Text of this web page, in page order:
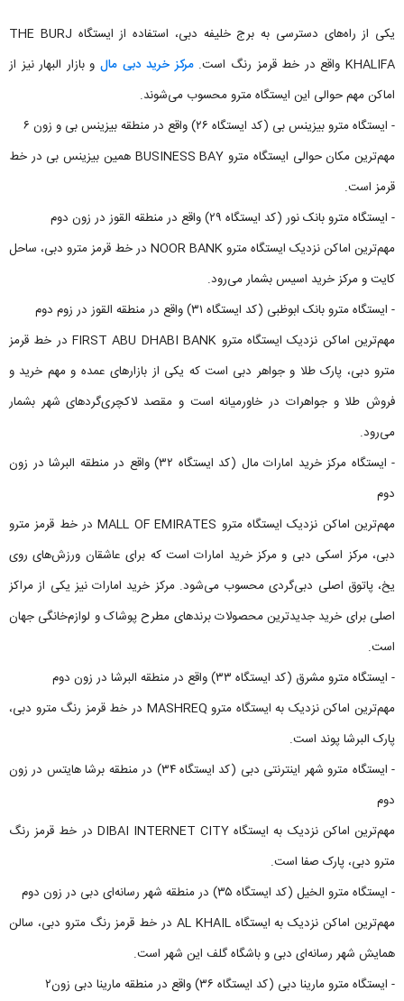
یکی از راه‌های دسترسی به برج خلیفه دبی، استفاده از ایستگاه THE BURJ
KHALIFA واقع در خط قرمز رنگ است.
مرکز خرید دبی مال و بازار البهار نیز از
اماکن مهم حوالی این ایستگاه مترو محسوب می‌شوند.
- ایستگاه مترو بیزینس بی (کد ایستگاه ۲۶) واقع در منطقه بیزینس بی و زون ۶
مهم‌ترین مکان حوالی ایستگاه مترو BUSINESS BAY همین بیزینس بی در خط
قرمز است.
- ایستگاه مترو بانک نور (کد ایستگاه ۲۹) واقع در منطقه القوز در زون دوم
مهم‌ترین اماکن نزدیک ایستگاه مترو NOOR BANK در خط قرمز مترو دبی، ساحل
کایت و مرکز خرید اسیس بشمار می‌رود.
- ایستگاه مترو بانک ابوظبی (کد ایستگاه ۳۱) واقع در منطقه القوز در زوم دوم
مهم‌ترین اماکن نزدیک ایستگاه مترو FIRST ABU DHABI BANK در خط قرمز
مترو دبی، پارک طلا و جواهر دبی است که یکی از بازارهای عمده و مهم خرید و
فروش طلا و جواهرات در خاورمیانه است و مقصد لاکچری‌گردهای شهر بشمار
می‌رود.
- ایستگاه مرکز خرید امارات مال (کد ایستگاه ۳۲) واقع در منطقه البرشا در زون
دوم
مهم‌ترین اماکن نزدیک ایستگاه مترو MALL OF EMIRATES در خط قرمز مترو
دبی، مرکز اسکی دبی و مرکز خرید امارات است که برای عاشقان ورزش‌های روی
یخ، پاتوق اصلی دبی‌گردی محسوب می‌شود. مرکز خرید امارات نیز یکی از مراکز
اصلی برای خرید جدیدترین محصولات برندهای مطرح پوشاک و لوازم‌خانگی جهان
است.
- ایستگاه مترو مشرق (کد ایستگاه ۳۳) واقع در منطقه البرشا در زون دوم
مهم‌ترین اماکن نزدیک به ایستگاه مترو MASHREQ در خط قرمز رنگ مترو دبی،
پارک البرشا پوند است.
- ایستگاه مترو شهر اینترنتی دبی (کد ایستگاه ۳۴) در منطقه برشا هایتس در زون
دوم
مهم‌ترین اماکن نزدیک به ایستگاه DIBAI INTERNET CITY در خط قرمز رنگ
مترو دبی، پارک صفا است.
- ایستگاه مترو الخیل (کد ایستگاه ۳۵) در منطقه شهر رسانه‌ای دبی در زون دوم
مهم‌ترین اماکن نزدیک به ایستگاه AL KHAIL در خط قرمز رنگ مترو دبی، سالن
همایش شهر رسانه‌ای دبی و باشگاه گلف این شهر است.
- ایستگاه مترو مارینا دبی (کد ایستگاه ۳۶) واقع در منطقه مارینا دبی زون۲